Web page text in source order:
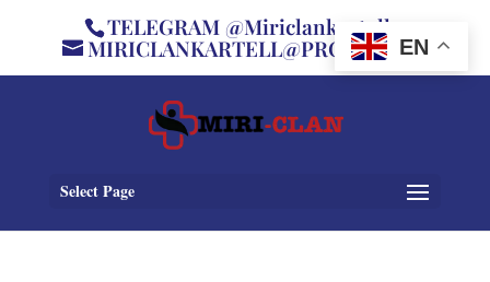
TELEGRAM @Miriclankartell
MIRICLANKARTELL@PROTON.ME
Select Page
EN